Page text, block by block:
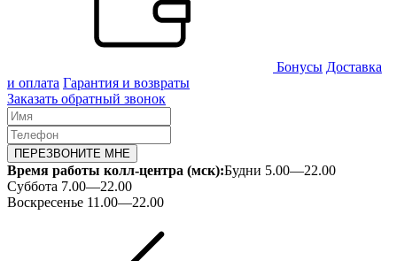
Бонусы Доставка
и оплата Гарантия и возвраты
Заказать обратный звонок
ПЕРЕЗВОНИТЕ МНЕ
Время работы колл-центра (мск):Будни 5.00—22.00
Суббота 7.00—22.00
Воскресенье 11.00—22.00